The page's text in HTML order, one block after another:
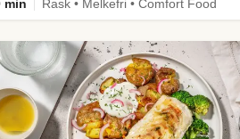
min Rask • Melkefri • Comfort Food